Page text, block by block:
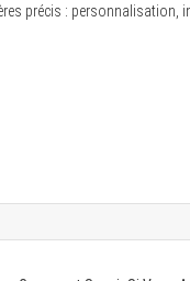
précis :